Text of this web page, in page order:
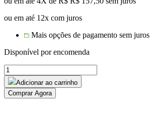
ou em até 12x com juros
Mais opções de pagamento sem juros
Disponível por encomenda
MESA
LATERAL
ALUMINIO
SAVANA
Adicionar ao carrinho
Comprar Agora